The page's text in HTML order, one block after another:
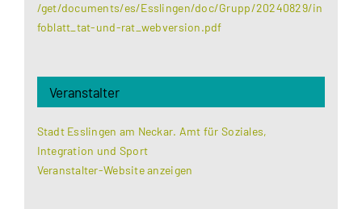
/get/documents/es/Esslingen/doc/Grupp/20240829/in
foblatt_tat-und-rat_webversion.pdf
Veranstalter
Stadt Esslingen am Neckar. Amt für Soziales,
Integration und Sport
Veranstalter-Website anzeigen